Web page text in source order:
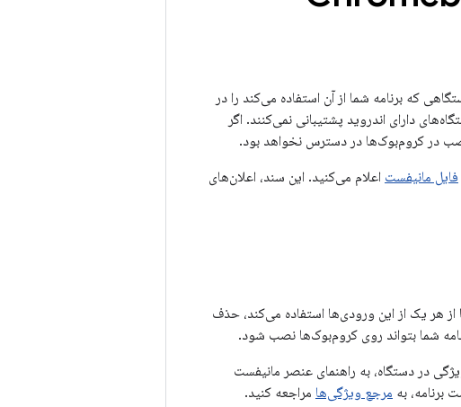
که برنامه شما از آن استفاده می‌کند را در
دارای اندروید پشتیبانی نمی‌کنند. اگر
در کروم‌بوک‌ها در دسترس نخواهد بود.
فایل مانیفست اعلام می‌کنید. این سند، اعلان‌های
هر یک از این ورودی‌ها استفاده می‌کند، حذف
شما بتواند روی کروم‌بوک‌ها نصب شود.
در دستگاه، به راهنمای عنصر مانیفست
برنامه، به مرجع ویژگی‌ها مراجعه کنید.